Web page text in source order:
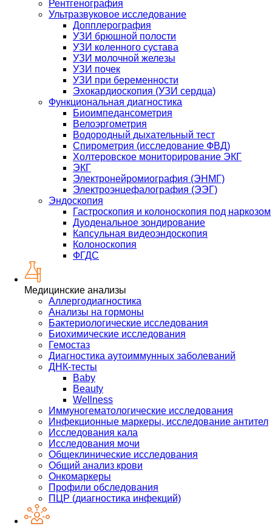
Рентгенография
Ультразвуковое исследование
Допплерография
УЗИ брюшной полости
УЗИ коленного сустава
УЗИ молочной железы
УЗИ почек
УЗИ при беременности
Эхокардиоскопия (УЗИ сердца)
Функциональная диагностика
Биоимпедансометрия
Велоэргометрия
Водородный дыхательный тест
Спирометрия (исследование ФВД)
Холтеровское мониторирование ЭКГ
ЭКГ
Электронейромиография (ЭНМГ)
Электроэнцефалография (ЭЭГ)
Эндоскопия
Гастроскопия и колоноскопия под наркозом
Дуоденальное зондирование
Капсульная видеоэндоскопия
Колоноскопия
ФГДС
Медицинские анализы
Аллергодиагностика
Анализы на гормоны
Бактериологические исследования
Биохимические исследования
Гемостаз
Диагностика аутоиммунных заболеваний
ДНК-тесты
Baby
Beauty
Wellness
Иммуногематологические исследования
Инфекционные маркеры, исследование антител
Исследования кала
Исследования мочи
Общеклинические исследования
Общий анализ крови
Онкомаркеры
Профили обследования
ПЦР (диагностика инфекций)